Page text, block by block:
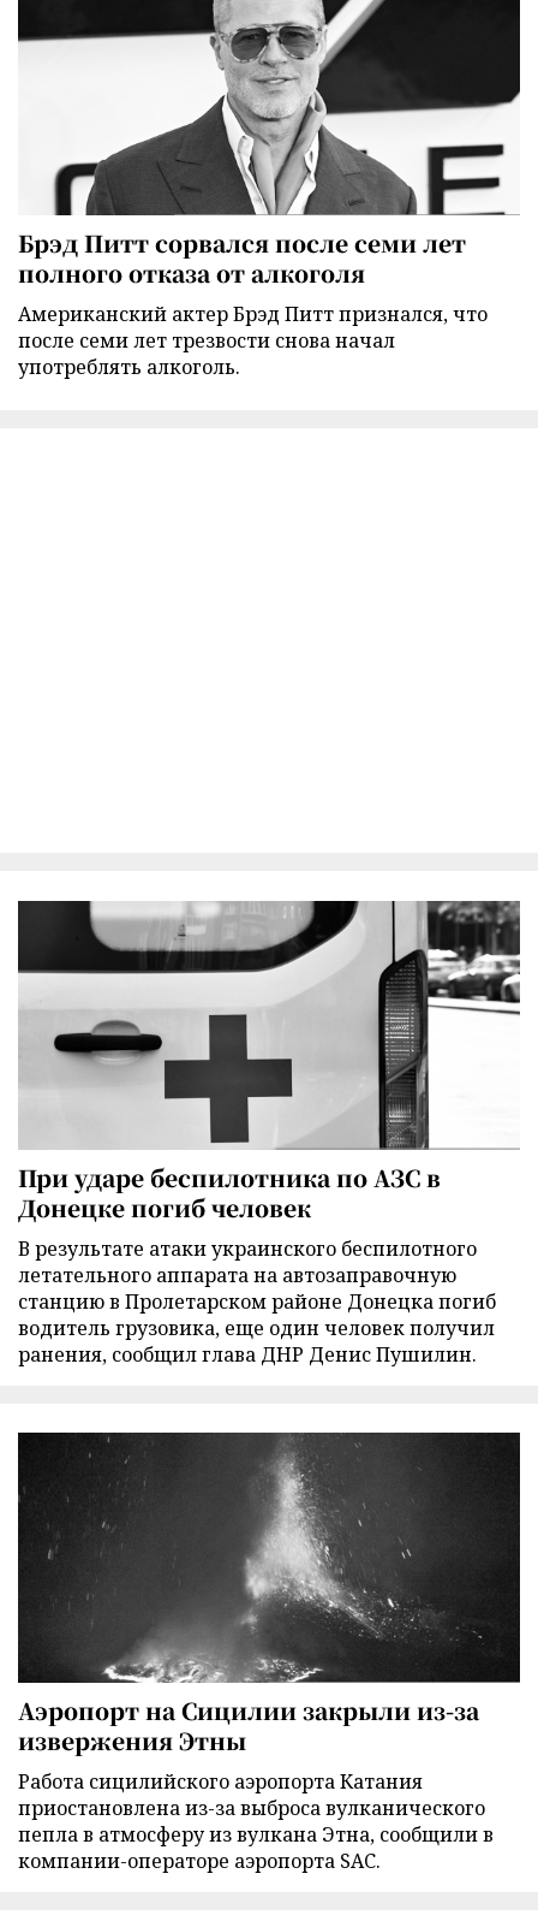
Брэд Питт сорвался после семи лет
полного отказа от алкоголя
Американский актер Брэд Питт признался, что
после семи лет трезвости снова начал
употреблять алкоголь.
При ударе беспилотника по АЗС в
Донецке погиб человек
В результате атаки украинского беспилотного
летательного аппарата на автозаправочную
станцию в Пролетарском районе Донецка погиб
водитель грузовика, еще один человек получил
ранения, сообщил глава ДНР Денис Пушилин.
Аэропорт на Сицилии закрыли из-за
извержения Этны
Работа сицилийского аэропорта Катания
приостановлена из-за выброса вулканического
пепла в атмосферу из вулкана Этна, сообщили в
компании-операторе аэропорта SAC.